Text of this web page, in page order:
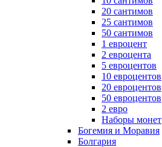
20 сантимов
25 сантимов
50 сантимов
1 евроцент
2 евроцента
5 евроцентов
10 евроцентов
20 евроцентов
50 евроцентов
2 евро
Наборы монет
Богемия и Моравия
Болгария